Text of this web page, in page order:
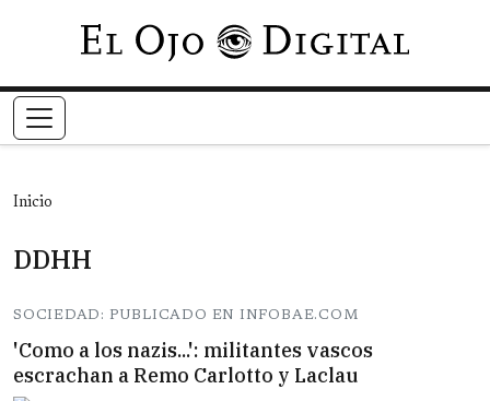
Pasar al contenido principal
Inicio
DDHH
SOCIEDAD: PUBLICADO EN INFOBAE.COM
'Como a los nazis...': militantes vascos
escrachan a Remo Carlotto y Laclau